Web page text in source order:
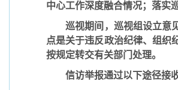
中心工作深度融合情况；落实
巡视期间，巡视组设立意
点是关于违反政治纪律、组织
按规定转交有关部门处理。
信访举报通过以下途径接收